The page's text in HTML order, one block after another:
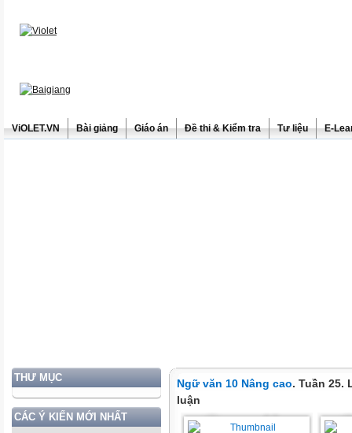
ViOLET.VN Bài giảng Giáo án Đề thi & Kiểm tra Tư liệu E-
THƯ MỤC
CÁC Ý KIẾN MỚI NHẤT
Ngữ văn 10 Nâng cao. Tuần 25.
luận